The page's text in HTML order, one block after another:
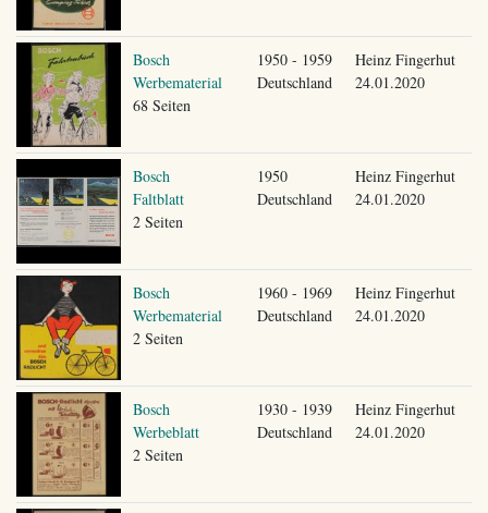
Bosch
Werbematerial
68 Seiten
1950 - 1959
Deutschland
Heinz Fingerhut
24.01.2020
Bosch
Faltblatt
2 Seiten
1950
Deutschland
Heinz Fingerhut
24.01.2020
Bosch
Werbematerial
2 Seiten
1960 - 1969
Deutschland
Heinz Fingerhut
24.01.2020
Bosch
Werbeblatt
2 Seiten
1930 - 1939
Deutschland
Heinz Fingerhut
24.01.2020